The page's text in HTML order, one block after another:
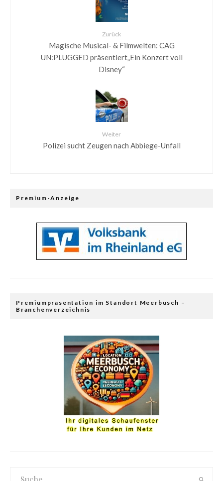
Zurück
Magische Musical- & Filmwelten: CAG
UN:PLUGGED präsentiert„Ein Konzert voll
Disney“
Weiter
Polizei sucht Zeugen nach Abbiege-Unfall
Premium-Anzeige
Premiumpräsentation im Standort Meerbusch –
Branchenverzeichnis